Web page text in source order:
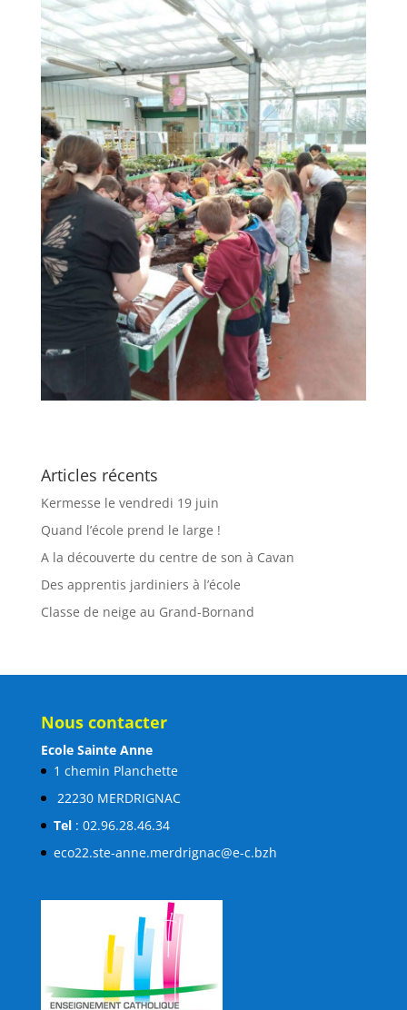
Articles récents
Kermesse le vendredi 19 juin
Quand l’école prend le large !
A la découverte du centre de son à Cavan
Des apprentis jardiniers à l’école
Classe de neige au Grand-Bornand
Nous contacter
Ecole Sainte Anne
1 chemin Planchette
22230 MERDRIGNAC
Tel: 02.96.28.46.34
eco22.ste-anne.merdrignac@e-c.bzh